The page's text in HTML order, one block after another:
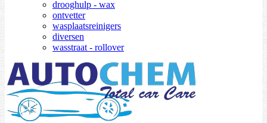
drooghulp - wax
ontvetter
wasplaatsreinigers
diversen
wasstraat - rollover